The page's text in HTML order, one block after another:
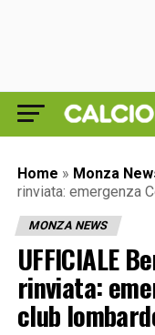
Home » Monza
rinviata: emergenza
MONZA NEWS
UFFICIALE
rinviata:
club